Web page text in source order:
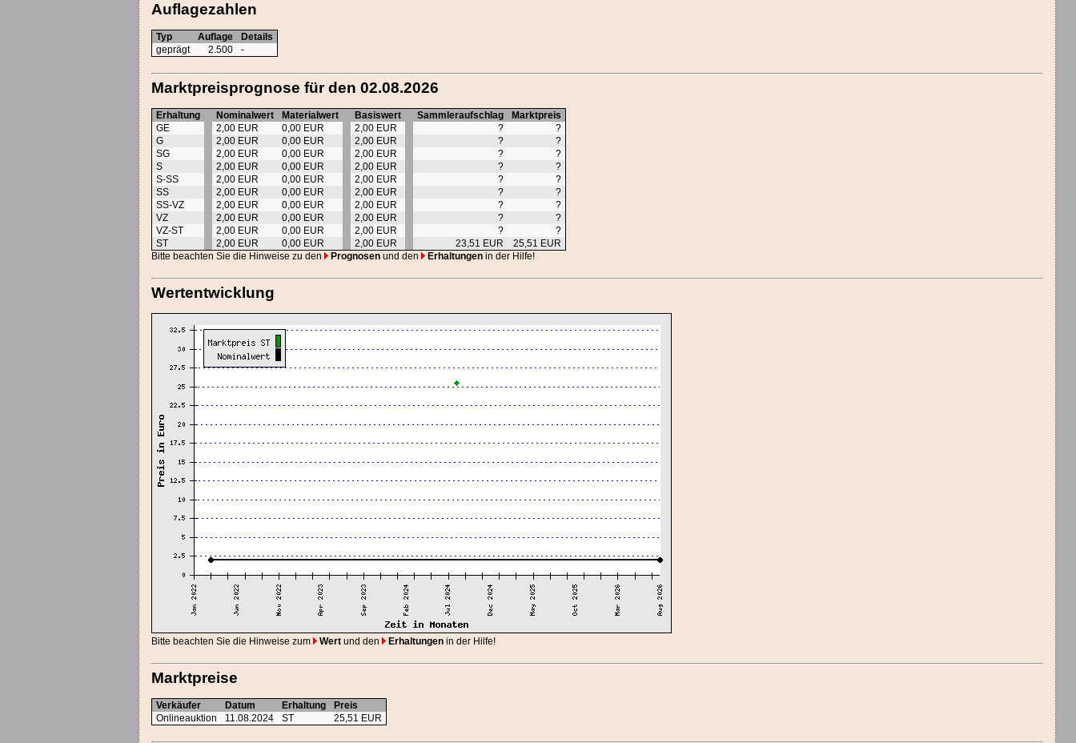
Auflagezahlen
Typ Auflage
Details
geprägt
2.500 -
Marktpreisprognose für den 02.08.2026
Erhaltung Nominalwert Materialwert Basiswert Sammleraufschlag
Marktpreis
GE
2,00 EUR 0,00 EUR 2,00 EUR ?
?
G
2,00 EUR 0,00 EUR 2,00 EUR ?
?
SG
2,00 EUR 0,00 EUR 2,00 EUR ?
?
S
2,00 EUR 0,00 EUR 2,00 EUR ?
?
S-SS
2,00 EUR 0,00 EUR 2,00 EUR ?
?
SS
2,00 EUR 0,00 EUR 2,00 EUR ?
?
SS-VZ
2,00 EUR 0,00 EUR 2,00 EUR ?
?
VZ
2,00 EUR 0,00 EUR 2,00 EUR ?
?
VZ-ST
2,00 EUR 0,00 EUR 2,00 EUR ?
?
ST
2,00 EUR 0,00 EUR 2,00 EUR 23,51 EUR
25,51 EUR
Bitte beachten Sie die Hinweise zu den
Prognosen und den Erhaltungen in der Hilfe!
Wertentwicklung
Bitte beachten Sie die Hinweise zum Wert und den Erhaltungen in der Hilfe!
Marktpreise
Verkäufer Datum Erhaltung
Preis
Onlineauktion
11.08.2024 ST 25,51 EUR